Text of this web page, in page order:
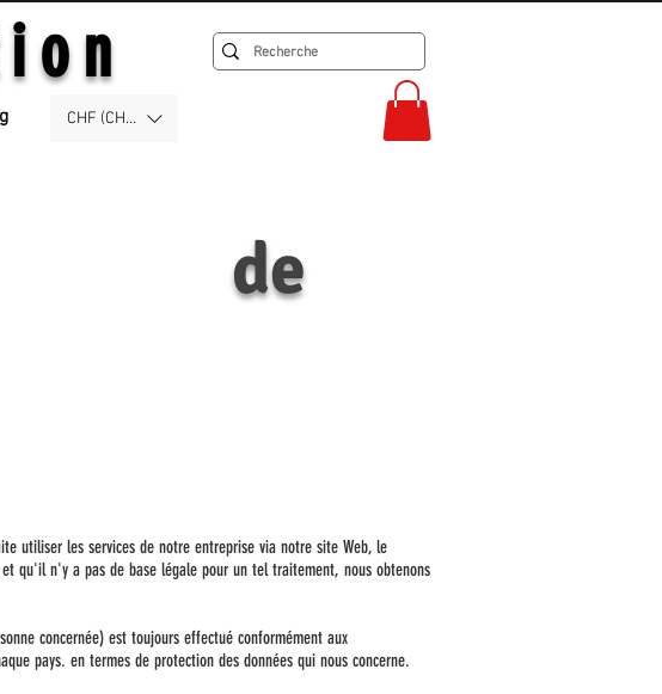
CHF (CHF)
de
utiliser les services de notre entreprise via notre site Web, le
qu'il n'y a pas de base légale pour un tel traitement, nous obtenons
concernée) est toujours effectué conformément aux
pays. en termes de protection des données qui nous concerne.